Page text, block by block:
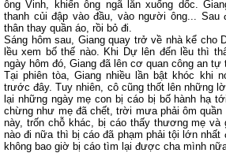
ông Vinh, khiến ông ngã lăn xuống dốc.
thanh củi đập vào đầu, vào người ông... Sau
thân thay quần áo, rồi bỏ đi.
Sáng hôm sau, Giang quay trở về nhà kể cho
lều xem bố thế nào. Khi Dự lên đến lều thì
ngày hôm đó, Giang đã lên cơ quan công an tự
Tại phiên tòa, Giang nhiều lần bật khóc khi
trước đây. Tuy nhiên, cô cũng thốt lên những
lại những ngày mẹ con bị cáo bị bố hành hạ
chừng như mẹ đã chết, trời mưa phải ôm quần
này, trốn chỗ khác, bị cáo thấy thương mẹ và
nào đi nữa thì bị cáo đã phạm phải tội lớn
không bao giờ bị cáo tìm lại được cha mình